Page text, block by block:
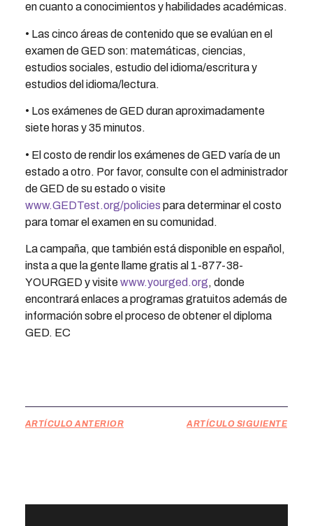
en cuanto a conocimientos y habilidades académicas.
• Las cinco áreas de contenido que se evalúan en el
examen de GED son: matemáticas, ciencias,
estudios sociales, estudio del idioma/escritura y
estudios del idioma/lectura.
• Los exámenes de GED duran aproximadamente
siete horas y 35 minutos.
• El costo de rendir los exámenes de GED varía de un
estado a otro. Por favor, consulte con el administrador
de GED de su estado o visite
www.GEDTest.org/policies para determinar el costo
para tomar el examen en su comunidad.
La campaña, que también está disponible en español,
insta a que la gente llame gratis al 1-877-38-
YOURGED y visitewww.yourged.org, donde
encontrará enlaces a programas gratuitos además de
información sobre el proceso de obtener el diploma
GED. EC
ARTÍCULO ANTERIOR ARTÍCULO SIGUIENTE